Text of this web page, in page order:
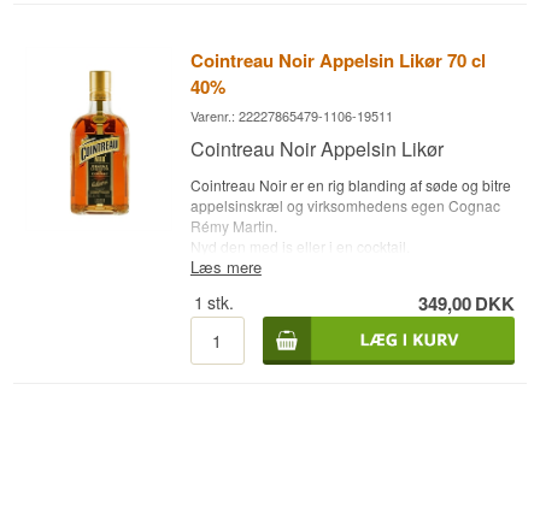
Alc. styrke: 40 %
5 cl.
Cointreau Noir Appelsin Likør 70 cl
40%
Varenr.: 22227865479-1106-19511
Cointreau Noir Appelsin Likør
Cointreau Noir er en rig blanding af søde og bitre
appelsinskræl og virksomhedens egen Cognac
Rémy Martin.
Nyd den med is eller i en cocktail.
Type: Fransk Appelsin Likør
Alc. styrke: 40 %
70 cl.
Læs mere
1 stk. 349,00DKK